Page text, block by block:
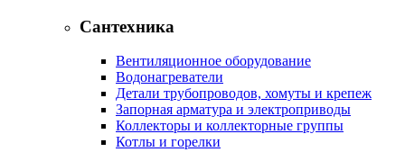
Сантехника
Вентиляционное оборудование
Водонагреватели
Детали трубопроводов, хомуты и крепеж
Запорная арматура и электроприводы
Коллекторы и коллекторные группы
Котлы и горелки